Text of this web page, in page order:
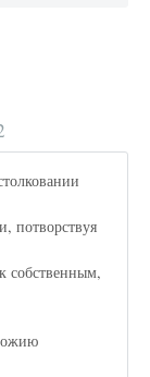
потворствуя
собственным,